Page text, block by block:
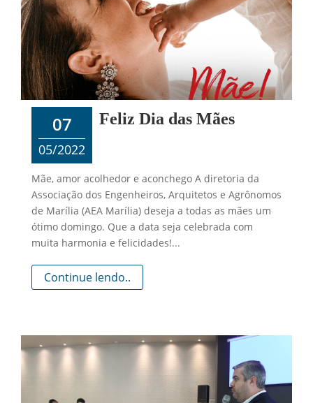
07
05/2022
Feliz Dia das Mães
Mãe, amor acolhedor e aconchego A diretoria da
Associação dos Engenheiros, Arquitetos e Agrônomos
de Marília (AEA Marília) deseja a todas as mães um
ótimo domingo. Que a data seja celebrada com
muita harmonia e felicidades!...
Continue lendo..